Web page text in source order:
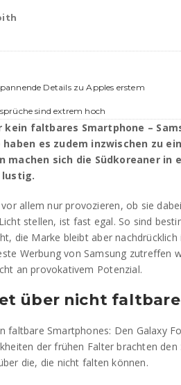
Details zu Apples erstem
sind extrem hoch
faltbares Smartphone –
haben es zudem inzwischen zu
machen sich die Südkoreaner in
lustig.
allem nur provozieren, ob sie
stellen, ist fast egal. So sind
die Marke bleibt aber
Werbung von Samsung zutreffen
an provokativem Potenzial.
über nicht
faltbare Smartphones: Den Galaxy
der frühen Falter brachten
die, die nicht falten können.